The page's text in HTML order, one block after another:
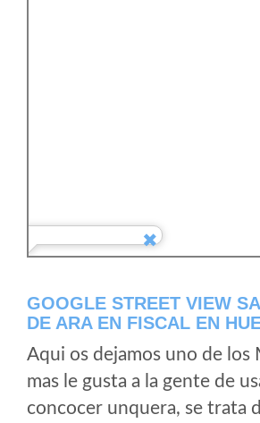
GOOGLE STREET VIEW
DE ARA EN FISCAL EN
Aqui os dejamos uno de los
mas le gusta a la gente de
concocer unquera, se trata